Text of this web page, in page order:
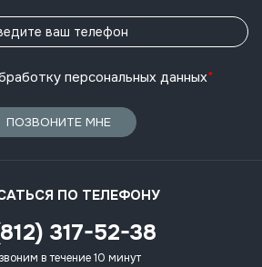
персональных данных*
ПОЗВОНИТЕ МНЕ
ПО ТЕЛЕФОНУ
317-52-38
в течение 10 минут